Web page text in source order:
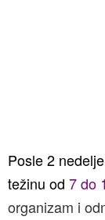
Posle 2
težinu od 7 do
organizam i